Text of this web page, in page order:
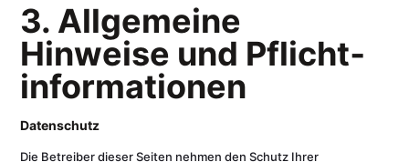
3. Allgemeine
Hinweise und Pflicht­
informationen
Datenschutz
Die Betreiber dieser Seiten nehmen den Schutz Ihrer